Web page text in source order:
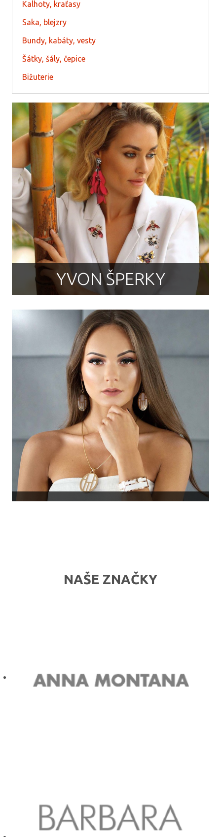
Kalhoty, kraťasy
Saka, blejzry
Bundy, kabáty, vesty
Šátky, šály, čepice
Bižuterie
YVON ŠPERKY
NAŠE ZNAČKY